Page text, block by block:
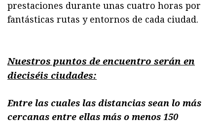
prestaciones durante unas cuatro horas por
fantásticas rutas y entornos de cada ciudad.
Nuestros puntos de encuentro serán en
dieciséis ciudades:
Entre las cuales las distancias sean lo más
cercanas entre ellas más o menos 150